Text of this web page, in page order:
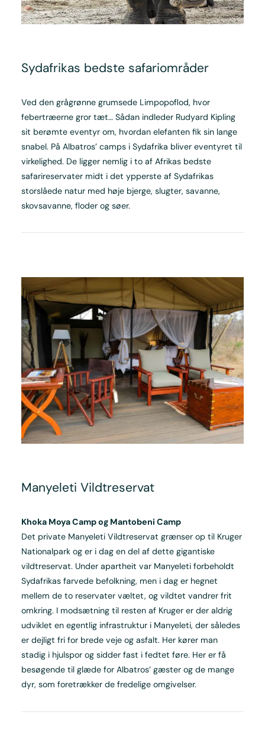
Sydafrikas bedste safariområder
Ved den grågrønne grumsede Limpopoflod, hvor
febertræerne gror tæt… Sådan indleder Rudyard Kipling
sit berømte eventyr om, hvordan elefanten fik sin lange
snabel. På Albatros’ camps i Sydafrika bliver eventyret til
virkelighed. De ligger nemlig i to af Afrikas bedste
safarireservater midt i det ypperste af Sydafrikas
storslåede natur med høje bjerge, slugter, savanne,
skovsavanne, floder og søer.
Manyeleti Vildtreservat
Khoka Moya Camp og Mantobeni Camp
Det private Manyeleti Vildtreservat grænser op til Kruger
Nationalpark og er i dag en del af dette gigantiske
vildtreservat. Under apartheit var Manyeleti forbeholdt
Sydafrikas farvede befolkning, men i dag er hegnet
mellem de to reservater væltet, og vildtet vandrer frit
omkring. I modsætning til resten af Kruger er der aldrig
udviklet en egentlig infrastruktur i Manyeleti, der således
er dejligt fri for brede veje og asfalt. Her kører man
stadig i hjulspor og sidder fast i fedtet føre. Her er få
besøgende til glæde for Albatros’ gæster og de mange
dyr, som foretrækker de fredelige omgivelser.